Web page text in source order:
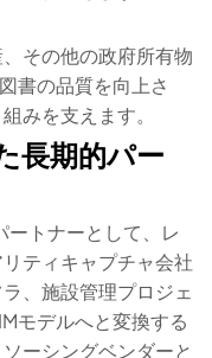
その他の政府所有物
書の品質を向上さ
みを支えます。
長期的パー
ートナーとして、レ
ティキャプチャ会社
、施設管理プロジェ
モデルへと変換する
ーシングベンダーと